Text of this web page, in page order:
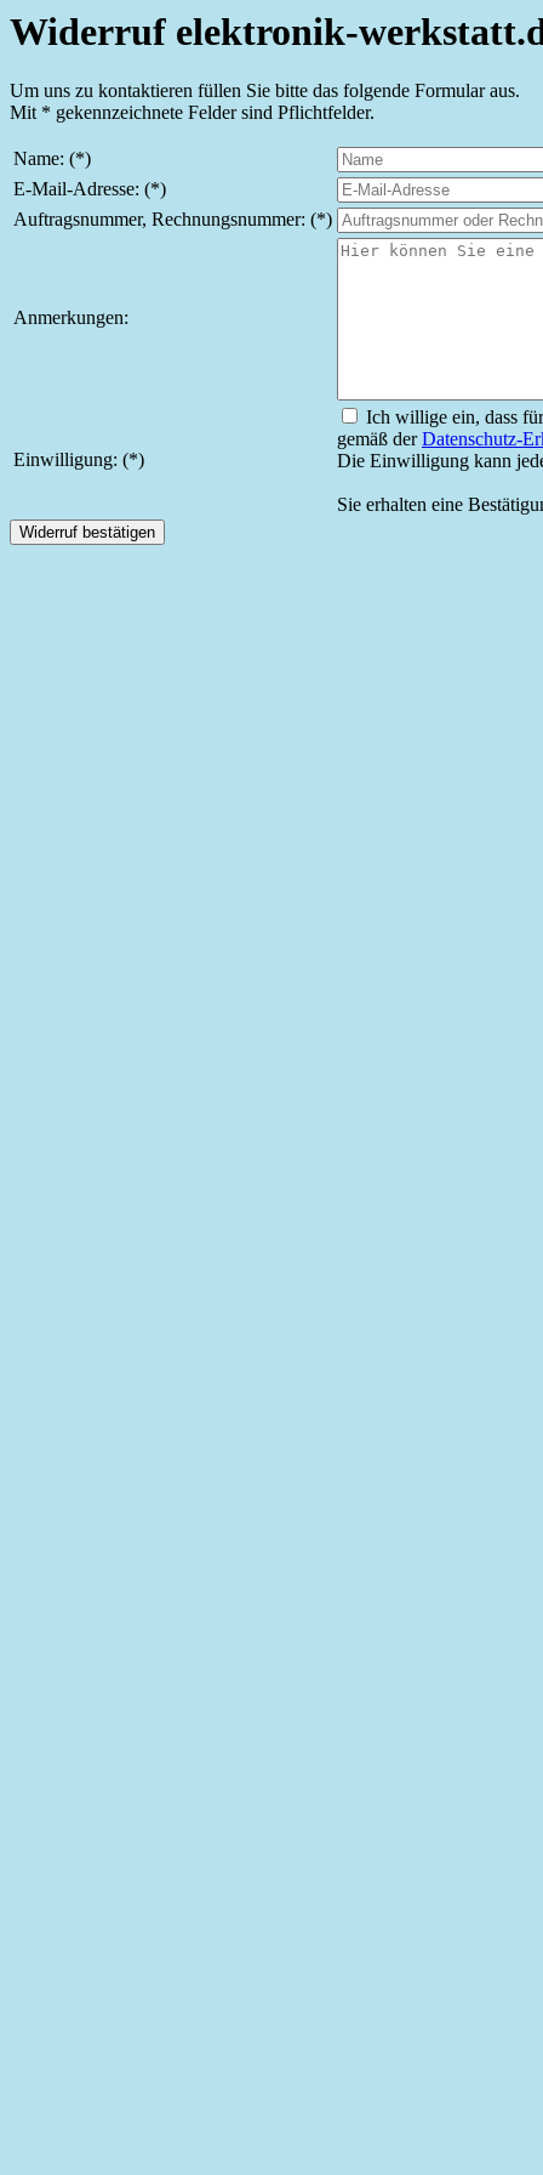
Widerruf elektronik-
Um uns zu kontaktieren füllen Sie bitte das folgende Formular aus.
Mit * gekennzeichnete Felder sind Pflichtfelder.
Name: (*)
E-Mail-Adresse: (*)
Auftragsnummer, Rechnungsnummer: (*)
Anmerkungen:
Einwilligung: (*)
Ich willige ein, dass
gemäß derDatenschutz-
Die Einwilligung kann
Sie erhalten eine